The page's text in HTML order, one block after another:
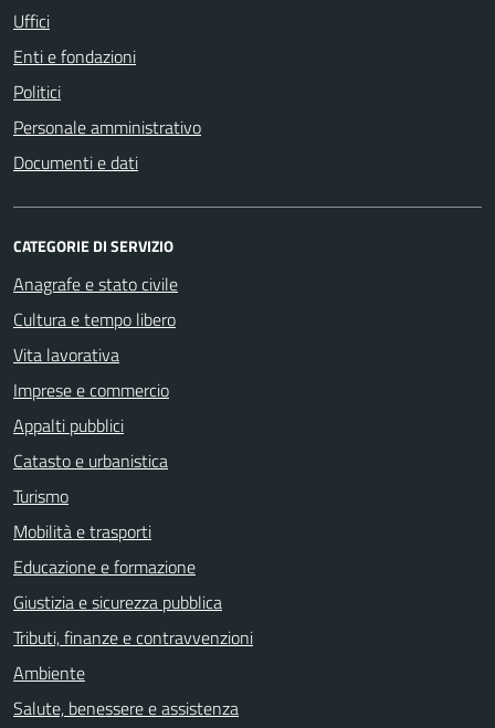
Uffici
Enti e fondazioni
Politici
Personale amministrativo
Documenti e dati
CATEGORIE DI SERVIZIO
Anagrafe e stato civile
Cultura e tempo libero
Vita lavorativa
Imprese e commercio
Appalti pubblici
Catasto e urbanistica
Turismo
Mobilità e trasporti
Educazione e formazione
Giustizia e sicurezza pubblica
Tributi, finanze e contravvenzioni
Ambiente
Salute, benessere e assistenza